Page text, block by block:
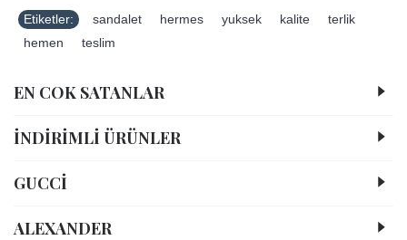
Etiketler: sandalet hermes yuksek kalite terlik
hemen
teslim
EN COK SATANLAR
İNDİRİMLİ ÜRÜNLER
GUCCİ
ALEXANDER